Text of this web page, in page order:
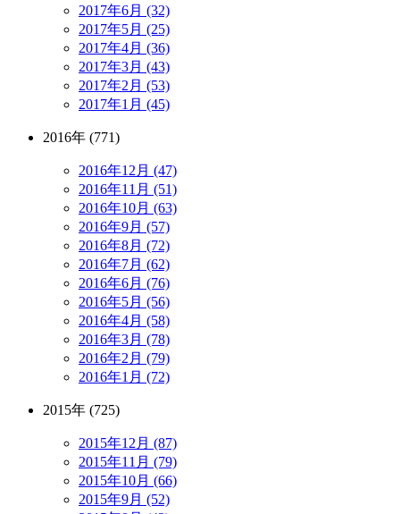
2017年6月 (32)
2017年5月 (25)
2017年4月 (36)
2017年3月 (43)
2017年2月 (53)
2017年1月 (45)
2016年 (771)
2016年12月 (47)
2016年11月 (51)
2016年10月 (63)
2016年9月 (57)
2016年8月 (72)
2016年7月 (62)
2016年6月 (76)
2016年5月 (56)
2016年4月 (58)
2016年3月 (78)
2016年2月 (79)
2016年1月 (72)
2015年 (725)
2015年12月 (87)
2015年11月 (79)
2015年10月 (66)
2015年9月 (52)